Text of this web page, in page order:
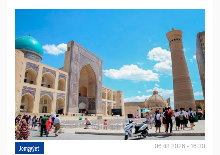
Jemgyýet 06.08.2026 - 16:30